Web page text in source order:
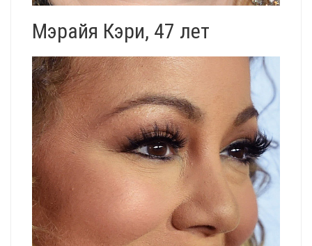
Мэрайя Кэри, 47 лет